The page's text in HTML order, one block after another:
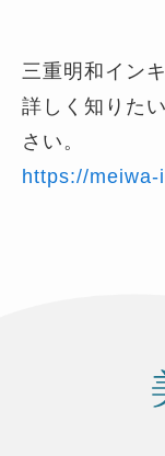
三重明和イン
詳しく知りた
さい。
https://meiwa-